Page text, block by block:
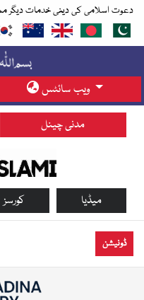
دعوت اسلامی کی دینی خدمات دیگر
ویب سائٹس
مدنی چینل
کورسز میڈیا
ڈونیشن